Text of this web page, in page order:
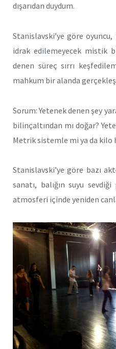
dışarıdan duydum.
Stanislavski’ye göre
idrak edilemeyecek mistik
denen süreç sırrı
mahkum bir alanda
Sorum: Yetenek denen şey
bilinçaltından mı doğar?
Metrik sistemle mi ya da kilo
Stanislavski’ye göre bazı
sanatı, balığın suyu
atmosferi içinde yeniden